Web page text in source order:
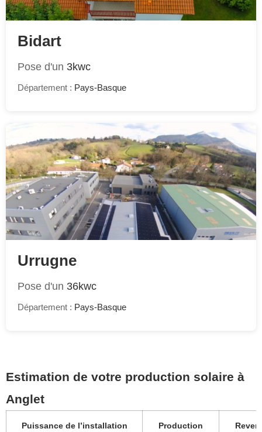
Bidart
Pose d'un 3kwc
Département : Pays-Basque
Urrugne
Pose d'un 36kwc
Département : Pays-Basque
Estimation de votre production solaire à
Anglet
Puissance de l’installation
Production